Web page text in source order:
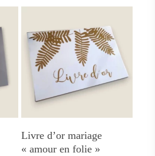
Ajouter Au Panier
Livre d’or mariage
« amour en folie »